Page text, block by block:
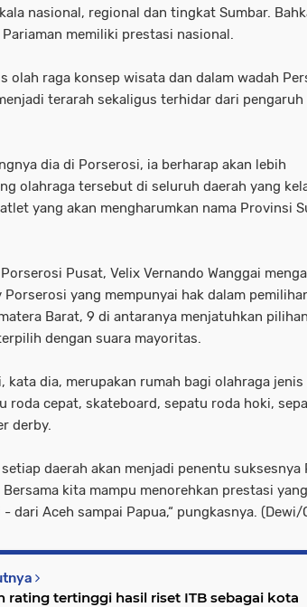
nasional, regional dan tingkat Sumbar.
memiliki prestasi nasional.
olah raga konsep wisata dan dalam wadah
terarah sekaligus terhidar dari pengaruh
dia di Porserosi, ia berharap akan lebih
olahraga tersebut di seluruh daerah yang
yang akan mengharumkan nama Provinsi
Pusat, Velix Vernando Wanggai
Porserosi yang mempunyai hak dalam
Barat, 9 di antaranya menjatuhkan
dengan suara mayoritas.
kata dia, merupakan rumah bagi olahraga
roda cepat, skateboard, sepatu roda hoki,
derby.
daerah akan menjadi penentu suksesnya
kita mampu menorehkan prestasi
dari Aceh sampai Papua,“ pungkasnya. (Dewi/
rating tertinggi hasil riset ITB sebagai kota